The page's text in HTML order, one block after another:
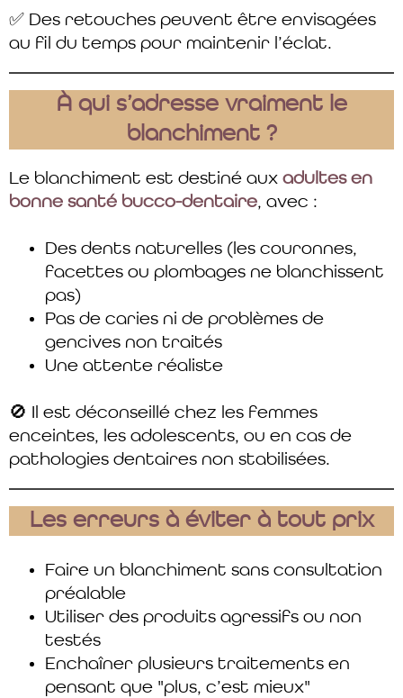
✅ Des retouches peuvent être envisagées
au fil du temps pour maintenir l’éclat.
À qui s’adresse vraiment le
blanchiment ?
Le blanchiment est destiné aux adultes en
bonne santé bucco-dentaire, avec :
Des dents naturelles (les couronnes,
facettes ou plombages ne blanchissent
pas)
Pas de caries ni de problèmes de
gencives non traités
Une attente réaliste
🚫 Il est déconseillé chez les femmes
enceintes, les adolescents, ou en cas de
pathologies dentaires non stabilisées.
Les erreurs à éviter à tout prix
Faire un blanchiment sans consultation
préalable
Utiliser des produits agressifs ou non
testés
Enchaîner plusieurs traitements en
pensant que "plus, c’est mieux"